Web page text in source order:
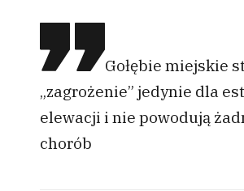
Gołębie miejskie
„zagrożenie” jedynie dla
elewacji i nie powodują
chorób